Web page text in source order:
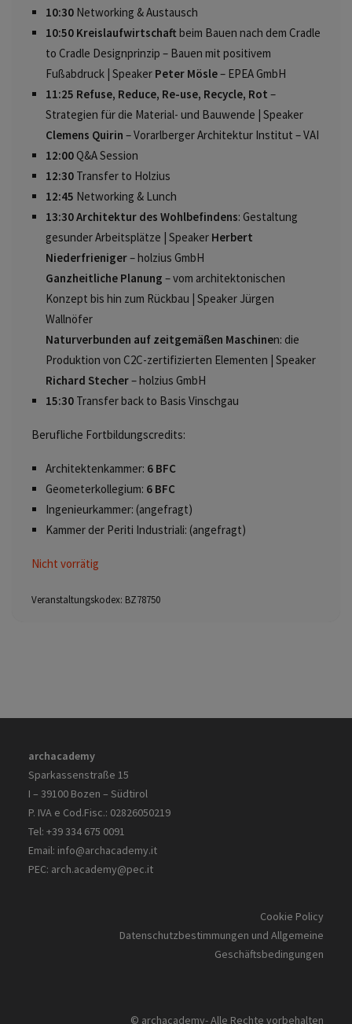
10:30 Networking & Austausch
10:50 Kreislaufwirtschaft beim Bauen nach dem Cradle
to Cradle Designprinzip – Bauen mit positivem
Fußabdruck | Speaker Peter Mösle– EPEA GmbH
11:25 Refuse, Reduce, Re-use, Recycle, Rot –
Strategien für die Material- und Bauwende | Speaker
Clemens Quirin – Vorarlberger Architektur Institut – VAI
12:00Q&A Session
12:30 Transfer to Holzius
12:45 Networking & Lunch
13:30Architektur des Wohlbefindens: Gestaltung
gesunder Arbeitsplätze | Speaker Herbert
Niederfrieniger– holzius GmbH
Ganzheitliche Planung – vom architektonischen
Konzept bis hin zum Rückbau | Speaker Jürgen
Wallnöfer
Naturverbunden auf zeitgemäßen Maschinen: die
Produktion von C2C-zertifizierten Elementen | Speaker
Richard Stecher– holzius GmbH
15:30 Transfer back to Basis Vinschgau
Berufliche Fortbildungscredits:
Architektenkammer: 6 BFC
Geometerkollegium: 6 BFC
Ingenieurkammer: (angefragt)
Kammer der Periti Industriali: (angefragt)
Nicht vorrätig
Veranstaltungskodex: BZ78750
archacademy
Sparkassenstraße 15
I – 39100 Bozen – Südtirol
P. IVA e Cod.Fisc.: 02826050219
Tel: +39 334 675 0091
Email: info@archacademy.it
PEC: arch.academy@pec.it
Cookie Policy
Datenschutzbestimmungen und Allgemeine
Geschäftsbedingungen
© archacademy- Alle Rechte vorbehalten